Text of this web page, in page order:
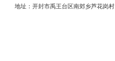
地址：开封市禹王台区南郊乡芦花岗村